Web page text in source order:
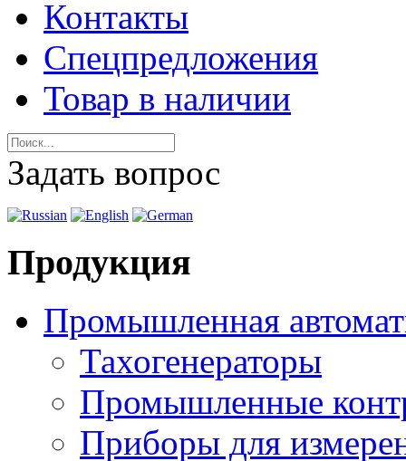
Контакты
Спецпредложения
Товар в наличии
Задать вопрос
Продукция
Промышленная
Тахогенераторы
Промышленные
Приборы для